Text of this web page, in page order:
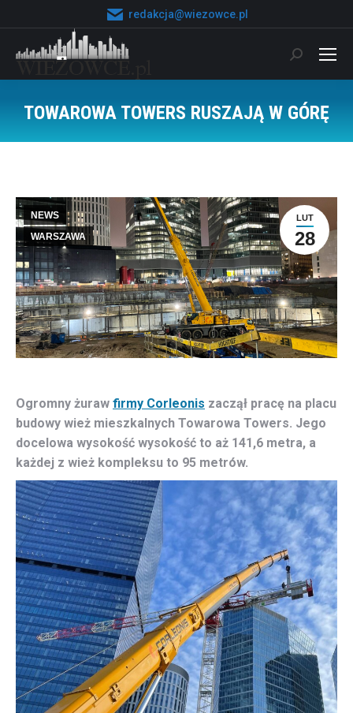
redakcja@wiezowce.pl
Szukaj:
TOWAROWA TOWERS RUSZAJĄ W GÓRĘ
LUT
28
NEWS
WARSZAWA
Ogromny żuraw firmy Corleonis zaczął pracę na placu
budowy wież mieszkalnych Towarowa Towers. Jego
docelowa wysokość wysokość to aż 141,6 metra, a
każdej z wież kompleksu to 95 metrów.